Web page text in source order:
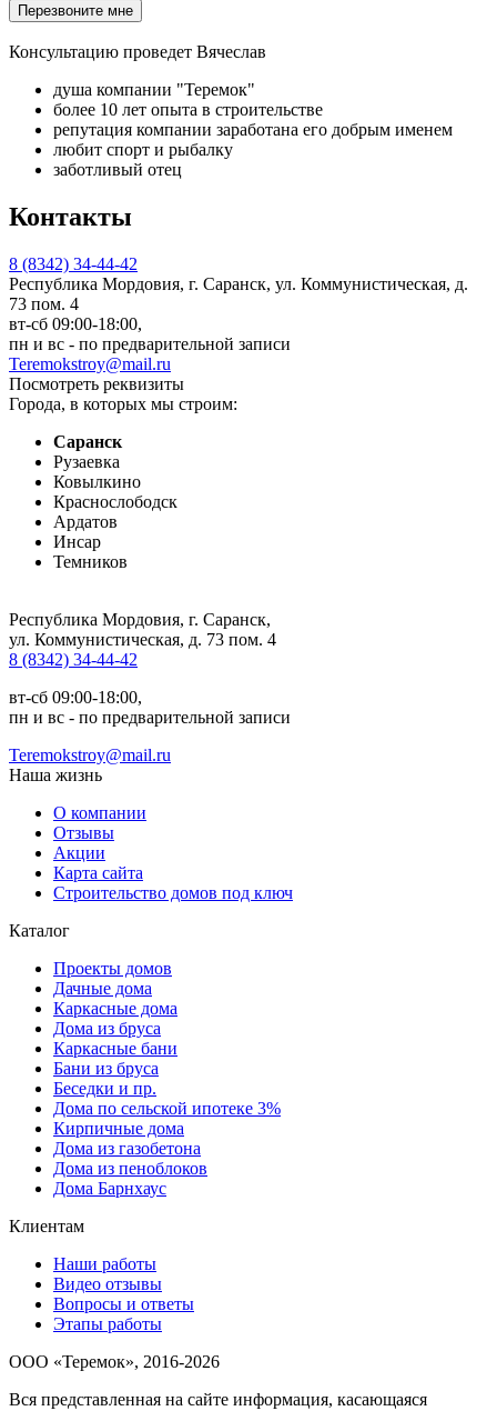
Перезвоните мне
Консультацию проведет Вячеслав
душа компании "Теремок"
более 10 лет опыта в строительстве
репутация компании заработана его добрым именем
любит спорт и рыбалку
заботливый отец
Контакты
8 (8342) 34-44-42
Республика Мордовия, г. Саранск, ул. Коммунистическая, д.
73 пом. 4
вт-сб 09:00-18:00,
пн и вс - по предварительной записи
Teremokstroy@mail.ru
Посмотреть реквизиты
Города, в которых мы строим:
Саранск
Рузаевка
Ковылкино
Краснослободск
Ардатов
Инсар
Темников
Республика Мордовия, г. Саранск,
ул. Коммунистическая, д. 73 пом. 4
8 (8342) 34-44-42
вт-сб 09:00-18:00,
пн и вс - по предварительной записи
Teremokstroy@mail.ru
Наша жизнь
О компании
Отзывы
Акции
Карта сайта
Строительство домов под ключ
Каталог
Проекты домов
Дачные дома
Каркасные дома
Дома из бруса
Каркасные бани
Бани из бруса
Беседки и пр.
Дома по сельской ипотеке 3%
Кирпичные дома
Дома из газобетона
Дома из пеноблоков
Дома Барнхаус
Клиентам
Наши работы
Видео отзывы
Вопросы и ответы
Этапы работы
ООО «Теремок», 2016-2026
Вся представленная на сайте информация, касающаяся